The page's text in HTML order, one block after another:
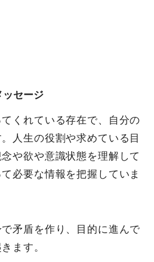
ッセージ
くれている存在で、自分の
人生の役割や求めている目
や欲や意識状態を理解して
必要な情報を把握していま
矛盾を作り、目的に進んで
ます。